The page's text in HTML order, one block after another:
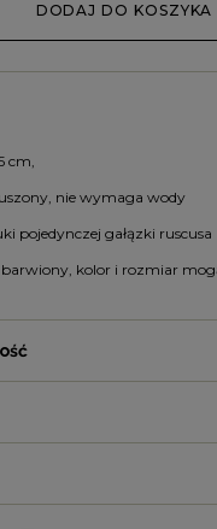
DODAJ DO KOSZYKA
cm,
nie wymaga wody
pojedynczej gałązki ruscusa
kolor i rozmiar